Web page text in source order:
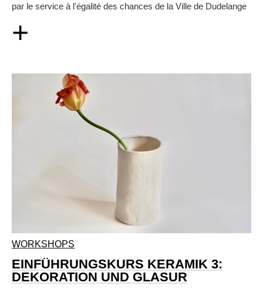
par le service à l'égalité des chances de la Ville de Dudelange
+
WORKSHOPS
EINFÜHRUNGSKURS KERAMIK 3:
DEKORATION UND GLASUR